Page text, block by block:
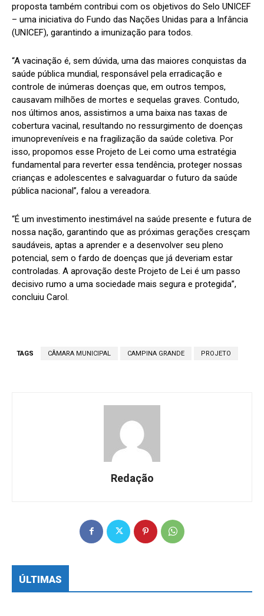
proposta também contribui com os objetivos do Selo UNICEF
– uma iniciativa do Fundo das Nações Unidas para a Infância
(UNICEF), garantindo a imunização para todos.
“A vacinação é, sem dúvida, uma das maiores conquistas da
saúde pública mundial, responsável pela erradicação e
controle de inúmeras doenças que, em outros tempos,
causavam milhões de mortes e sequelas graves. Contudo,
nos últimos anos, assistimos a uma baixa nas taxas de
cobertura vacinal, resultando no ressurgimento de doenças
imunopreveníveis e na fragilização da saúde coletiva. Por
isso, propomos esse Projeto de Lei como uma estratégia
fundamental para reverter essa tendência, proteger nossas
crianças e adolescentes e salvaguardar o futuro da saúde
pública nacional”, falou a vereadora.
“É um investimento inestimável na saúde presente e futura de
nossa nação, garantindo que as próximas gerações cresçam
saudáveis, aptas a aprender e a desenvolver seu pleno
potencial, sem o fardo de doenças que já deveriam estar
controladas. A aprovação deste Projeto de Lei é um passo
decisivo rumo a uma sociedade mais segura e protegida”,
concluiu Carol.
TAGS CÂMARA MUNICIPAL CAMPINA GRANDE PROJETO
Redação
ÚLTIMAS